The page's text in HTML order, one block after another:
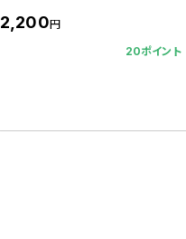
2,200円
20ポイント